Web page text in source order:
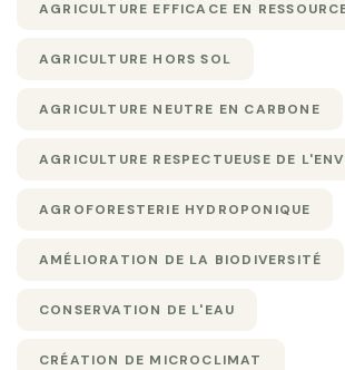
AGRICULTURE EFFICACE EN
AGRICULTURE HORS SOL
AGRICULTURE NEUTRE EN CARBONE
AGRICULTURE RESPECTUEUSE DE
AGROFORESTERIE HYDROPONIQUE
AMÉLIORATION DE LA BIODIVERSITÉ
CONSERVATION DE L'EAU
CRÉATION DE MICROCLIMAT